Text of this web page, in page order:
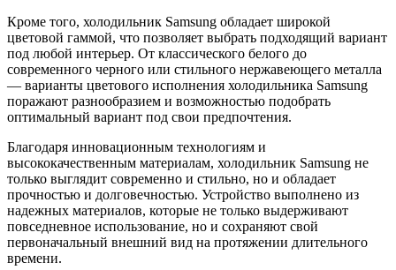
Кроме того, холодильник Samsung обладает широкой
цветовой гаммой, что позволяет выбрать подходящий вариант
под любой интерьер. От классического белого до
современного черного или стильного нержавеющего металла
— варианты цветового исполнения холодильника Samsung
поражают разнообразием и возможностью подобрать
оптимальный вариант под свои предпочтения.
Благодаря инновационным технологиям и
высококачественным материалам, холодильник Samsung не
только выглядит современно и стильно, но и обладает
прочностью и долговечностью. Устройство выполнено из
надежных материалов, которые не только выдерживают
повседневное использование, но и сохраняют свой
первоначальный внешний вид на протяжении длительного
времени.